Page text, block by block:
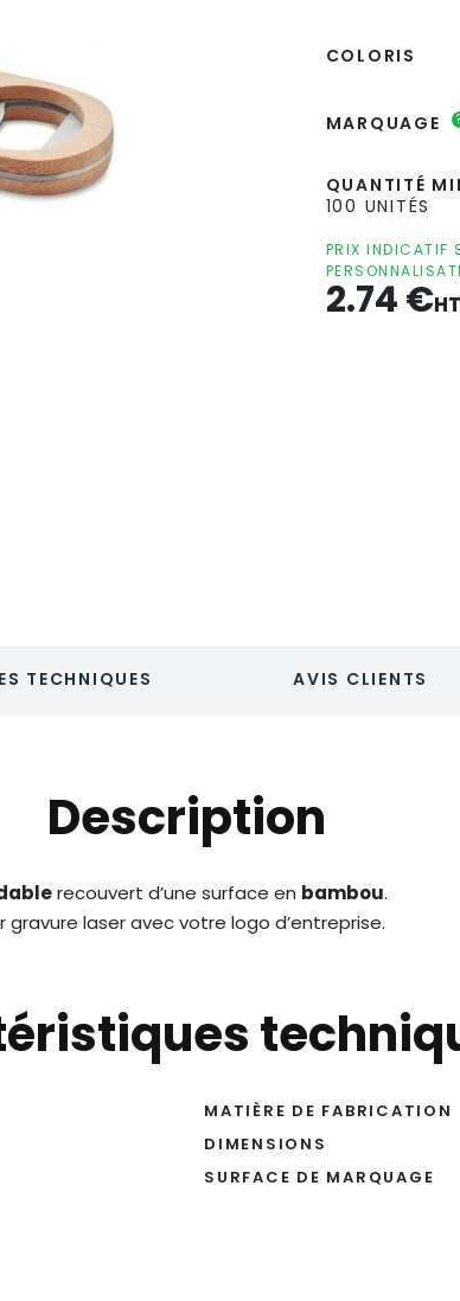
COLORIS
MARQUAGE
QUANTITÉ
100 UNITÉS
PRIX INDICATIF
2.74€
TECHNIQUES AVIS CLIENTS
Description
recouvert d’une surface en bambou.
gravure laser avec votre logo d’entreprise.
MATIÈRE DE FABRICATION
DIMENSIONS
SURFACE DE MARQUAGE